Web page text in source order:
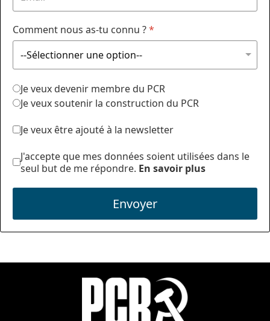
Comment nous as-tu connu ?*
Je veux devenir membre du PCR
Je veux soutenir la construction du PCR
Je veux être ajouté à la newsletter
J'accepte que mes données soient utilisées dans le
seul but de me répondre. En savoir plus
Envoyer